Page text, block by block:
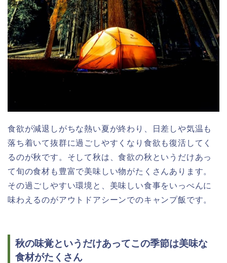
食欲が減退しがちな熱い夏が終わり、日差しや気温も
落ち着いて抜群に過ごしやすくなり食欲も復活してく
るのが秋です。そして秋は、食欲の秋というだけあっ
て旬の食材も豊富で美味しい物がたくさんあります。
その過ごしやすい環境と、美味しい食事をいっぺんに
味わえるのがアウトドアシーンでのキャンプ飯です。
秋の味覚というだけあってこの季節は美味な
食材がたくさん